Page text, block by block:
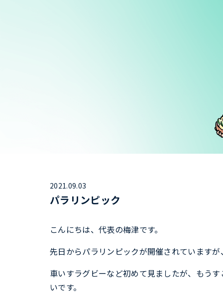
2021.09.03
パラリンピック
こんにちは、代表の梅津です。
先日からパラリンピックが開催されています
車いすラグビーなど初めて見ましたが、もう
いです。